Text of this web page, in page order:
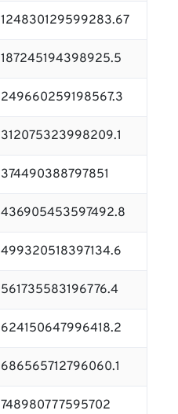
124830129599283.67
187245194398925.5
249660259198567.3
312075323998209.1
374490388797851
436905453597492.8
499320518397134.6
561735583196776.4
624150647996418.2
686565712796060.1
748980777595702